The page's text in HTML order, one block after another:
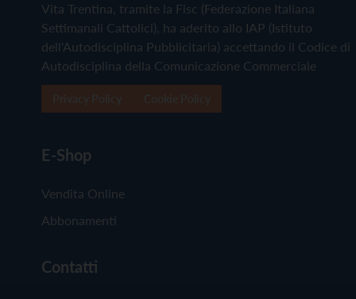
Vita Trentina, tramite la Fisc (Federazione Italiana
Settimanali Cattolici), ha aderito allo IAP (Istituto
dell'Autodisciplina Pubblicitaria) accettando il Codice di
Autodisciplina della Comunicazione Commerciale
E-Shop
Vendita Online
Abbonamenti
Contatti